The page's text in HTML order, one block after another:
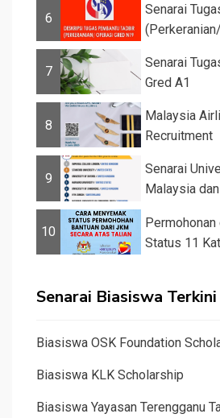
6
Senarai
7
Senarai
Gred A1
8
Malaysia
Recruitment
9
Senarai
Malaysia
10
Permohonan
Status 11
Senarai Biasiswa
Biasiswa OSK Foundation
Biasiswa KLK Scholarship
Biasiswa Yayasan Terengganu